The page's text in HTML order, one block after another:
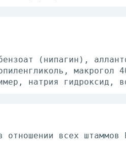
(нипагин),
макрогол
натрия гидроксид,
отношении всех